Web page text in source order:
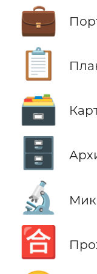
💼
📋
🗃️
🗄️
🔬
🈴